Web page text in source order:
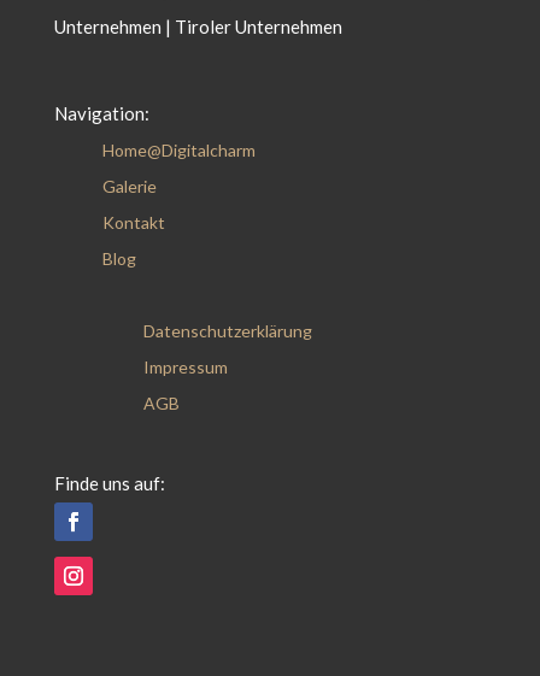
Unternehmen | Tiroler Unternehmen
Navigation:
Home@Digitalcharm
Galerie
Kontakt
Blog
Datenschutzerklärung
Impressum
AGB
Finde uns auf: